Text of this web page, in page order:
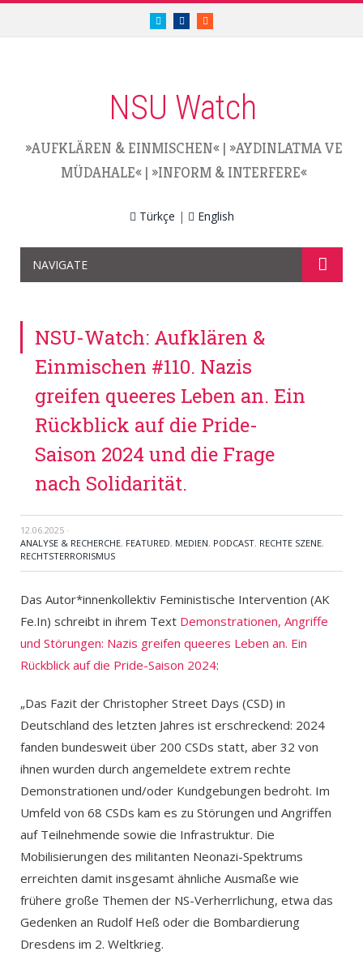
twitter.com/nsuwatch
facebook.com/nsuwatch
RSS
NSU Watch
»AUFKLÄREN & EINMISCHEN« | »AYDINLATMA VE
MÜDAHALE« | »INFORM & INTERFERE«
Türkçe | English
NAVIGATE
NSU-Watch: Aufklären &
Einmischen #110. Nazis
greifen queeres Leben an. Ein
Rückblick auf die Pride-
Saison 2024 und die Frage
nach Solidarität.
12.06.2025 ·
ANALYSE & RECHERCHE, FEATURED, MEDIEN, PODCAST, RECHTE SZENE,
RECHTSTERRORISMUS
Das Autor*innenkollektiv Feministische Intervention (AK
Fe.In) schreibt in ihrem Text Demonstrationen, Angriffe
und Störungen: Nazis greifen queeres Leben an. Ein
Rückblick auf die Pride-Saison 2024:
„Das Fazit der Christopher Street Days (CSD) in
Deutschland des letzten Jahres ist erschreckend: 2024
fanden bundesweit über 200 CSDs statt, aber 32 von
ihnen wurden durch angemeldete extrem rechte
Demonstrationen und/oder Kundgebungen bedroht. Im
Umfeld von 68 CSDs kam es zu Störungen und Angriffen
auf Teilnehmende sowie die Infrastruktur. Die
Mobilisierungen des militanten Neonazi-Spektrums
erreichten damit insgesamt ähnliche Ausmaße wie
frühere große Themen der NS-Verherrlichung, etwa das
Gedenken an Rudolf Heß oder die Bombardierung
Dresdens im 2. Weltkrieg.